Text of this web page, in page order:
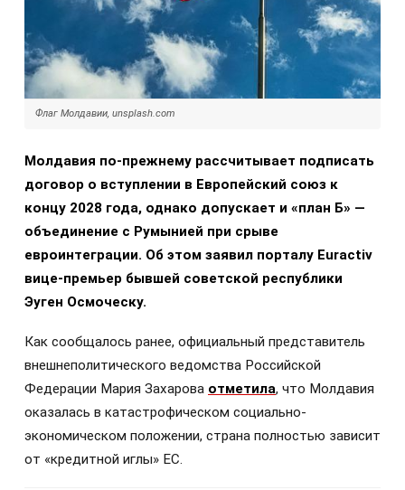
Флаг Молдавии, unsplash.com
Молдавия по-прежнему рассчитывает подписать
договор о вступлении в Европейский союз к
концу 2028 года, однако допускает и «план Б» —
объединение с Румынией при срыве
евроинтеграции. Об этом заявил порталу Euractiv
вице-премьер бывшей советской республики
Эуген Осмоческу.
Как сообщалось ранее, официальный представитель
внешнеполитического ведомства Российской
Федерации Мария Захарова отметила, что Молдавия
оказалась в катастрофическом социально-
экономическом положении, страна полностью зависит
от «кредитной иглы» ЕС.